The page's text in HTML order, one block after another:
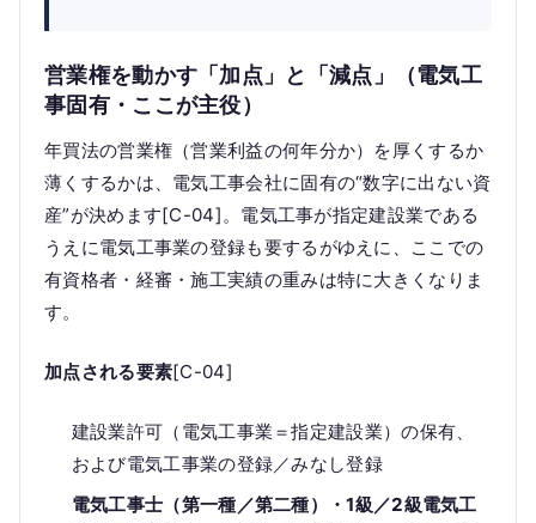
営業権を動かす「加点」と「減点」（電気工
事固有・ここが主役）
年買法の営業権（営業利益の何年分か）を厚くするか
薄くするかは、電気工事会社に固有の“数字に出ない資
産”が決めます[C-04]。電気工事が指定建設業である
うえに電気工事業の登録も要するがゆえに、ここでの
有資格者・経審・施工実績の重みは特に大きくなりま
す。
加点される要素[C-04]
建設業許可（電気工事業＝指定建設業）の保有、
および電気工事業の登録／みなし登録
電気工事士（第一種／第二種）・1級／2級電気工